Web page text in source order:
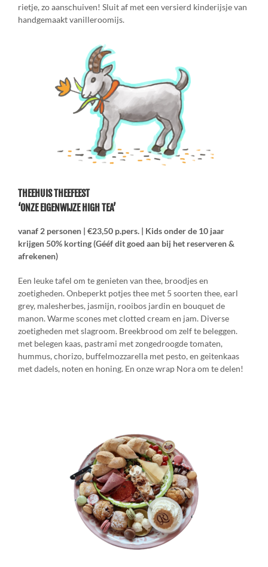
rietje, zo aanschuiven! Sluit af met een versierd kinderijsje van
handgemaakt vanilleroomijs.
THEEHUIS THEEFEEST
‘ONZE EIGENWIJZE HIGH TEA’
vanaf 2 personen | €23,50 p.pers. | Kids onder de 10 jaar
krijgen 50% korting (Gééf dit goed aan bij het reserveren &
afrekenen)
Een leuke tafel om te genieten van thee, broodjes en
zoetigheden. Onbeperkt potjes thee met 5 soorten thee, earl
grey, malesherbes, jasmijn, rooibos jardin en bouquet de
manon. Warme scones met clotted cream en jam. Diverse
zoetigheden met slagroom. Breekbrood om zelf te beleggen.
met belegen kaas, pastrami met zongedroogde tomaten,
hummus, chorizo, buffelmozzarella met pesto, en geitenkaas
met dadels, noten en honing. En onze wrap Nora om te delen!